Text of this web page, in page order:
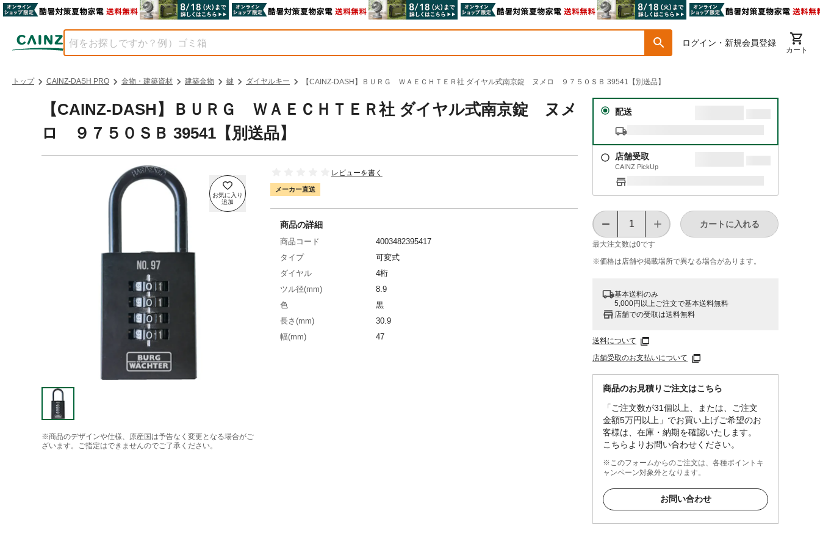
ログイン・新規会員登録
カート
トップ CAINZ-DASH PRO 金物・建築資材 建築金物 鍵 ダイヤルキー 【CAINZ-DASH】ＢＵＲＧ ＷＡＥＣＨＴＥＲ社 ダイヤル式南京錠 ヌメロ ９７５０ＳＢ 39541【別送品】
【CAINZ-DASH】ＢＵＲＧ ＷＡＥＣＨＴＥＲ社 ダイヤル式南京錠 ヌメ
ロ ９７５０ＳＢ 39541【別送品】
※商品のデザインや仕様、原産国は予告なく変更となる場合がご
ざいます。ご指定はできませんのでご了承ください。
レビューを書く
メーカー直送
配送
店舗受取
CAINZ PickUp
最大注文数は0です
カートに入れる
※価格は​店舗や​掲載場所で​異なる​場合が​あります。
基本送料のみ
5,000円以上ご注文で基本送料無料
店舗での受取は送料無料
送料について
店舗受取のお支払いについて
商品のお見積りご注文はこちら
「ご注文数が31個以上、または、ご注文
金額5万円以上」でお買い上げご希望のお
客様は、在庫・納期を確認いたします。
こちらよりお問い合わせください。
※このフォームからのご注文は、各種ポイントキ
ャンペーン対象外となります。
お問い合わせ
商品の詳細
商品コード
4003482395417
タイプ
可変式
ダイヤル
4桁
ツル径(mm)
8.9
色
黒
長さ(mm)
30.9
幅(mm)
47